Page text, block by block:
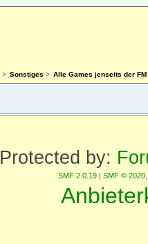
> Sonstiges > Alle Games jenseits der
Protected by:
SMF 2.0.19 SMF © 2020